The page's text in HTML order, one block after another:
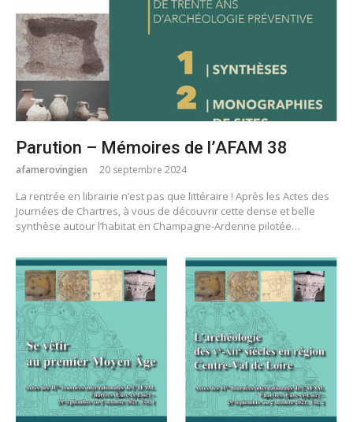
Parution – Mémoires de l’AFAM 38
afamerovingien 20 septembre 2024
La rentrée en librairie n’est pas que littéraire ! Après les Actes des
Journées de Chartres, à vous de découvrir cette dense et belle
synthèse autour l’habitat en Champagne-Ardenne pilotée…